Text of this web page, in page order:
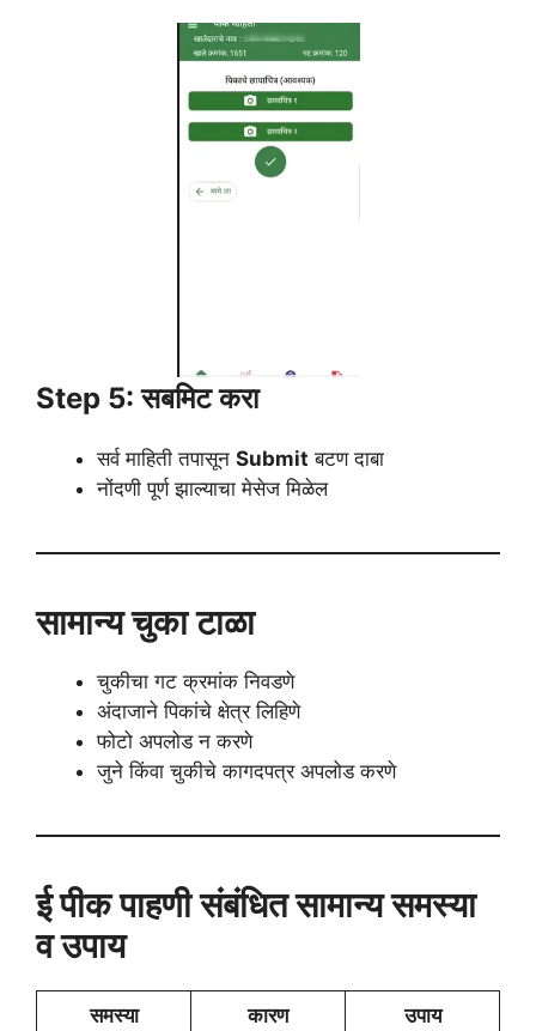
Step 5: सबमिट करा
सर्व माहिती तपासून Submit बटण दाबा
नोंदणी पूर्ण झाल्याचा मेसेज मिळेल
सामान्य चुका टाळा
चुकीचा गट क्रमांक निवडणे
अंदाजाने पिकांचे क्षेत्र लिहिणे
फोटो अपलोड न करणे
जुने किंवा चुकीचे कागदपत्र अपलोड करणे
ई पीक पाहणी संबंधित सामान्य समस्या
व उपाय
समस्या कारण उपाय